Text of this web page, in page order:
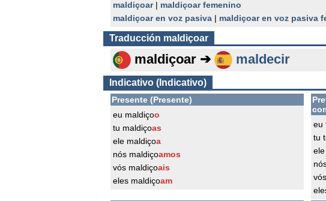
maldiçoar| maldiçoar femenino
maldiçoar en voz pasiva | maldiçoar en voz pasiva
Traducción maldiçoar
maldiçoar ➔ maldecir
Indicativo (Indicativo)
Presente (Presente)
eu maldiçoo
tu maldiçoas
ele maldiçoa
nós maldiçoamos
vós maldiçoais
eles maldiçoam
eu
tu